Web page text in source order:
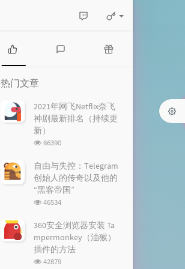
热
门
文
章
论
章
热门文章
2021年网飞Netflix奈飞
神剧最新排名（持续更
新）
浏
次
数:
66390
自由与失控：Telegram
创始人的传奇以及他的
“黑客帝国”
浏
次
数:
46534
360安全浏览器安装 Ta
mpermonkey（油猴）
插件的方法
浏
42879